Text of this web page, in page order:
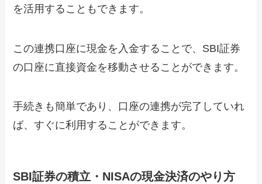
を活用することもできます。
この連携口座に現金を入金することで、SBI証券
の口座に直接資金を移動させることができます。
手続きも簡単であり、口座の連携が完了していれ
ば、すぐに利用することができます。
SBI証券の積立・NISAの現金決済のやり方